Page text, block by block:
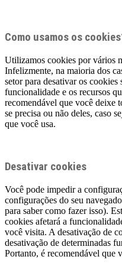
Como usamos os
Utilizamos cookies por vários
Infelizmente, na maioria dos
setor para desativar os cookies
funcionalidade e os recursos
recomendável que você deixe
se precisa ou não deles, caso
que você usa.
Desativar cookies
Você pode impedir a
configurações do seu
para saber como fazer isso).
cookies afetará a
você visita. A desativação de
desativação de determinadas
Portanto, é recomendável que